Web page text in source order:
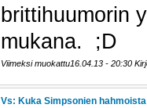
brittihuumorin
mukana. ;D
Viimeksi muokattu16.04.13 - 20:30
Vs: Kuka Simpsonien